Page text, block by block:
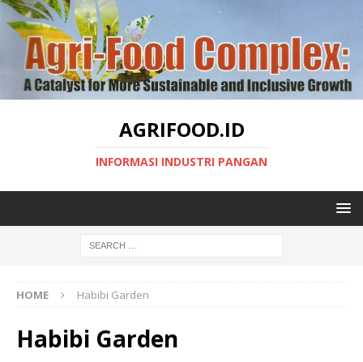
AGRIFOOD.ID
INFORMASI INDUSTRI PANGAN
HOME Habibi Garden
Habibi Garden